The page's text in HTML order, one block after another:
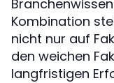
Kombination
nicht nur auf
den weichen
langfristigen